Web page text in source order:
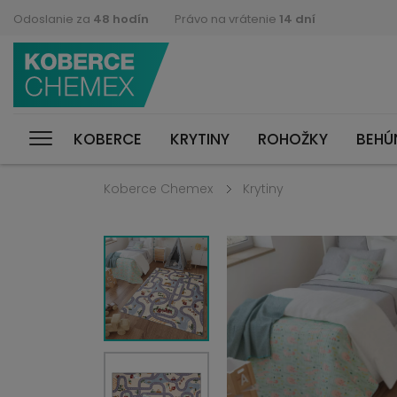
Odoslanie za 48 hodín Právo na vrátenie 14 dní
KOBERCE KRYTINY ROHOŽKY
Koberce Chemex Krytiny